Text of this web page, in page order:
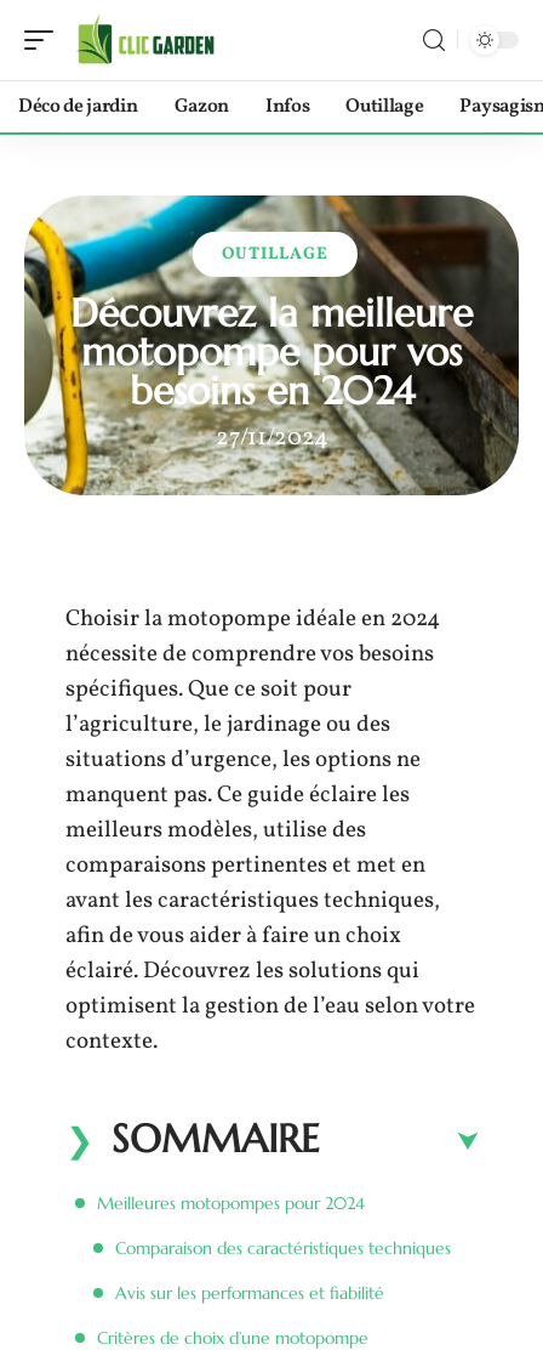
Déco de jardin Gazon Infos Outillage
OUTILLAGE
Découvrez la meilleure
motopompe pour vos
besoins en 2024
27/11/2024
Choisir la motopompe idéale en 2024
nécessite de comprendre vos besoins
spécifiques. Que ce soit pour
l’agriculture, le jardinage ou des
situations d’urgence, les options ne
manquent pas. Ce guide éclaire les
meilleurs modèles, utilise des
comparaisons pertinentes et met en
avant les caractéristiques techniques,
afin de vous aider à faire un choix
éclairé. Découvrez les solutions qui
optimisent la gestion de l’eau selon votre
contexte.
SOMMAIRE
Meilleures motopompes pour 2024
Comparaison des caractéristiques techniques
Avis sur les performances et fiabilité
Critères de choix d’une motopompe